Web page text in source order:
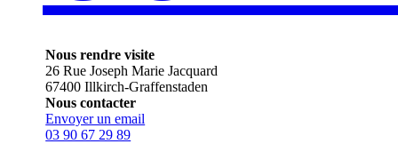
Nous rendre visite
26 Rue Joseph Marie Jacquard
67400 Illkirch-Graffenstaden
Nous contacter
Envoyer un email
03 90 67 29 89